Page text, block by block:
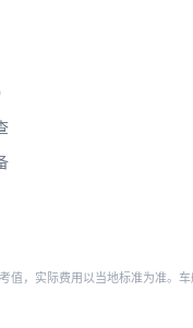
值，实际费用以当地标准为准。